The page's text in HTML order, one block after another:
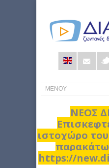
ΝΕΟΣ
ιστοχώρο
https://